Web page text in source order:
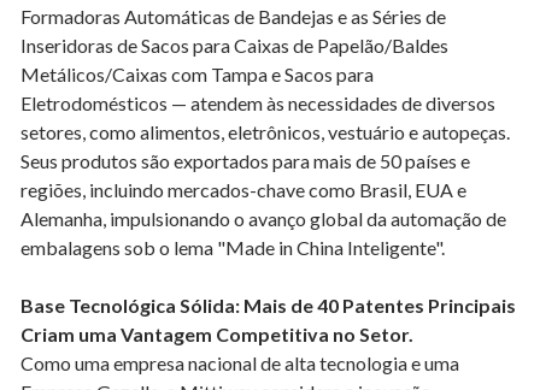
Formadoras Automáticas de Bandejas e as Séries de
Inseridoras de Sacos para Caixas de Papelão/Baldes
Metálicos/Caixas com Tampa e Sacos para
Eletrodomésticos — atendem às necessidades de diversos
setores, como alimentos, eletrônicos, vestuário e autopeças.
Seus produtos são exportados para mais de 50 países e
regiões, incluindo mercados-chave como Brasil, EUA e
Alemanha, impulsionando o avanço global da automação de
embalagens sob o lema "Made in China Inteligente".
Base Tecnológica Sólida: Mais de 40 Patentes Principais
Criam uma Vantagem Competitiva no Setor.
Como uma empresa nacional de alta tecnologia e uma